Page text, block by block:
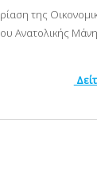
της
Ανατολικής